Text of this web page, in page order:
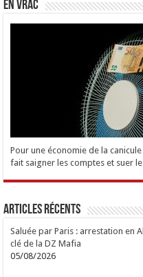
EN VRAC
Pour une économie de la
fait saigner les comptes et suer
Articles Récents
Saluée par Paris : arrestation en
clé de la DZ Mafia
05/08/2026